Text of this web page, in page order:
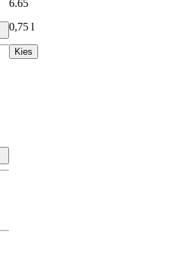
6.65
0,75 l
Kies